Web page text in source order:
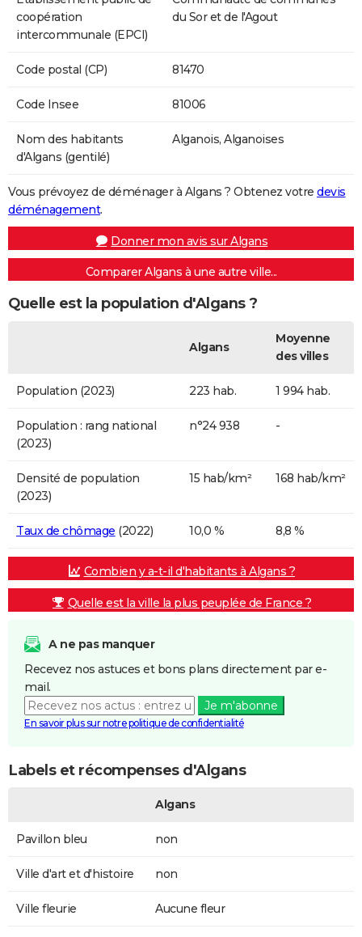
coopération
intercommunale (EPCI)
du Sor et de l'Agout
Code postal (CP) 81470
Code Insee 81006
Nom des habitants
d'Algans (gentilé)
Alganois, Alganoises
Vous prévoyez de déménager à Algans ? Obtenez votre devis
déménagement.
Donner mon avis sur Algans
Comparer Algans à une autre ville...
Quelle est la population d'Algans ?
Algans
Moyenne
des villes
Population (2023) 223 hab. 1 994 hab.
Population : rang national
(2023)
n°24 938 -
Densité de population
(2023)
15 hab/km² 168 hab/km²
Taux de chômage (2022) 10,0 % 8,8 %
Combien y a-t-il d'habitants à Algans ?
Quelle est la ville la plus peuplée de France ?
A ne pas manquer
Recevez nos astuces et bons plans directement par e-
mail.
Je m'abonne
En savoir plus sur notre politique de confidentialité
Labels et récompenses d'Algans
Algans
Pavillon bleu non
Ville d'art et d'histoire non
Ville fleurie Aucune fleur